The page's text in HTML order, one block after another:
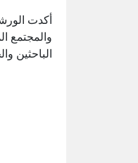
أكدت
والمجتمع
الباحثين